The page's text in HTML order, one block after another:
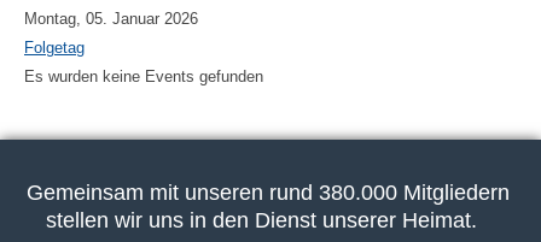
Montag, 05. Januar 2026
Folgetag
Es wurden keine Events gefunden
Gemeinsam mit unseren rund 380.000 Mitgliedern
stellen wir uns in den Dienst unserer Heimat.